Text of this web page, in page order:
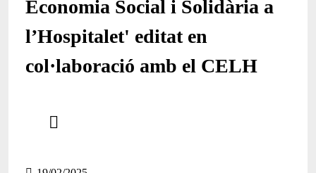
Economia Social i Solidària a
l’Hospitalet' editat en
col·laboració amb el CELH